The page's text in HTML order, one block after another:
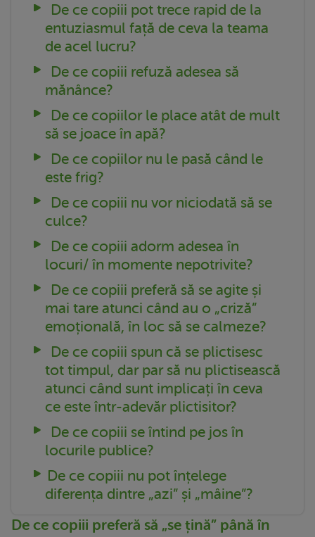
De ce copiii pot trece rapid de la
entuziasmul față de ceva la teama
de acel lucru?
De ce copiii refuză adesea să
mănânce?
De ce copiilor le place atât de mult
să se joace în apă?
De ce copiilor nu le pasă când le
este frig?
De ce copiii nu vor niciodată să se
culce?
De ce copiii adorm adesea în
locuri/ în momente nepotrivite?
De ce copiii preferă să se agite și
mai tare atunci când au o „criză”
emoțională, în loc să se calmeze?
De ce copiii spun că se plictisesc
tot timpul, dar par să nu plictisească
atunci când sunt implicați în ceva
ce este într-adevăr plictisitor?
De ce copiii se întind pe jos în
locurile publice?
De ce copiii nu pot înțelege
diferența dintre „azi” și „mâine”?
De ce copiii preferă să „se țină” până în